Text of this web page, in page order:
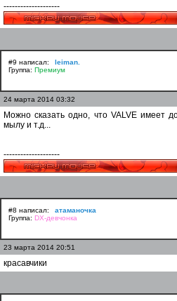
--------------------
#9 написал:
leiman.
Группа: Премиум
24 марта 2014 03:32
Можно сказать одно, что VALVE имеет
мылу и т.д...
--------------------
#8 написал:
атаманочка
Группа: DX-девчонка
23 марта 2014 20:51
красавчики